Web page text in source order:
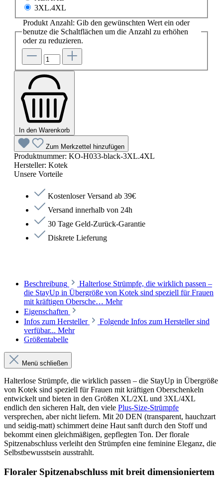
3XL.4XL
Produkt Anzahl: Gib den gewünschten Wert ein oder
benutze die Schaltflächen um die Anzahl zu erhöhen
oder zu reduzieren.
In den Warenkorb
Zum Merkzettel hinzufügen
Produktnummer: KO-H033-black-3XL.4XL
Hersteller: Kotek
Unsere Vorteile
Kostenloser Versand ab 39€
Versand innerhalb von 24h
30 Tage Geld-Zurück-Garantie
Diskrete Lieferung
Beschreibung
Halterlose Strümpfe, die wirklich passen –
die StayUp in Übergröße von Kotek sind speziell für Frauen
mit kräftigen Obersche… Mehr
Eigenschaften
Infos zum Hersteller
Folgende Infos zum Hersteller sind
verfübar... Mehr
Größentabelle
Menü schließen
Halterlose Strümpfe, die wirklich passen – die StayUp in Übergröße
von Kotek sind speziell für Frauen mit kräftigen Oberschenkeln
entwickelt und bieten in den Größen XL/2XL und 3XL/4XL
endlich den sicheren Halt, den viele Plus-Size-Strümpfe
versprechen, aber nicht liefern. Mit 20 DEN (transparent, hauchzart
und seidig-matt) schimmert deine Haut sanft durch den Stoff und
bekommt einen gleichmäßigen, gepflegten Ton. Der florale
Spitzenabschluss verleiht den Strümpfen eine feminine Eleganz, die
Selbstbewusstsein ausstrahlt.
Floraler Spitzenabschluss mit breit dimensioniertem